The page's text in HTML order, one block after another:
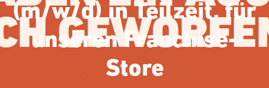
(m/w/d) in Teilzeit, für
unseren Franchise-
Store